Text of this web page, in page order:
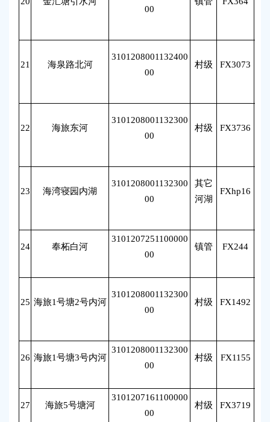
00
21 海泉路北河
3101208001132400
00
村级 FX3073
22 海旅东河
3101208001132300
00
村级 FX3736
23 海湾寝园内湖
3101208001132300
00
其它
河湖
FXhp16
24 奉柘白河
3101207251100000
00
镇管 FX244
25 海旅1号塘2号内河
3101208001132300
00
村级 FX1492
26 海旅1号塘3号内河
3101208001132300
00
村级 FX1155
27 海旅5号塘河
3101207161100000
00
村级 FX3719